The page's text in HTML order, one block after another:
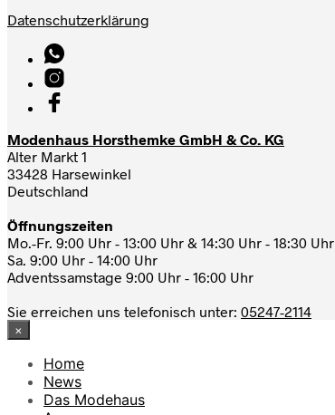
Datenschutzerklärung
Modenhaus Horsthemke GmbH & Co. KG
Alter Markt 1
33428 Harsewinkel
Deutschland
Öffnungszeiten
Mo.-Fr. 9:00 Uhr - 13:00 Uhr & 14:30 Uhr - 18:30 Uhr
Sa. 9:00 Uhr - 14:00 Uhr
Adventssamstage 9:00 Uhr - 16:00 Uhr
Sie erreichen uns telefonisch unter: 05247-2114
×
Home
News
Das Modehaus